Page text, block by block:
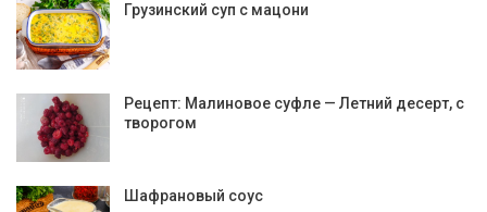
Грузинский суп с мацони
Рецепт: Малиновое суфле — Летний десерт, с
творогом
Шафрановый соус